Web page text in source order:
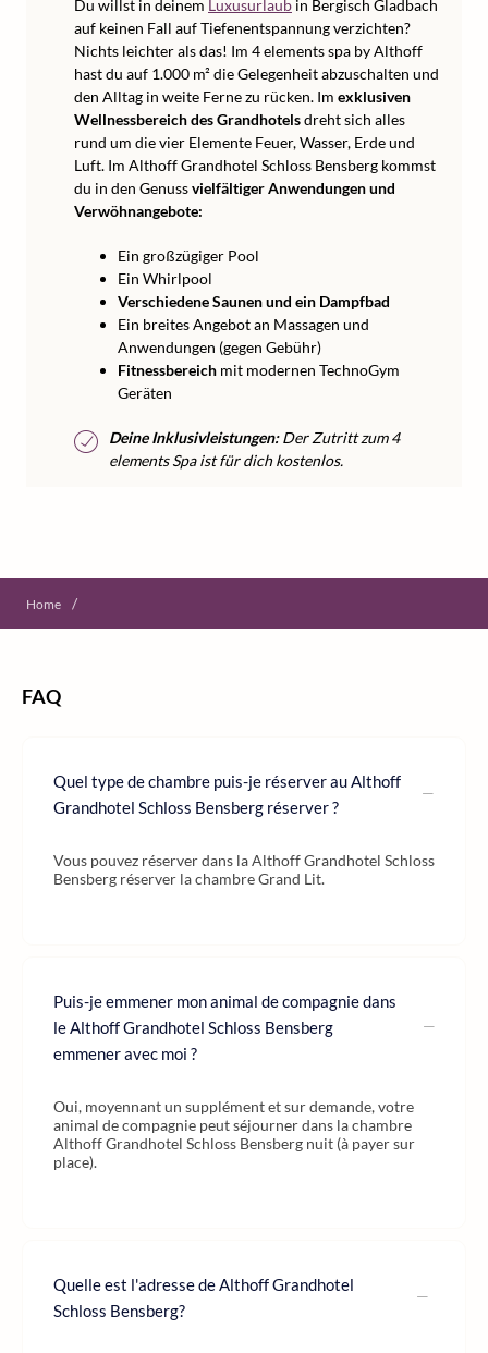
Du willst in deinem Luxusurlaub in Bergisch Gladbach
auf keinen Fall auf Tiefenentspannung verzichten?
Nichts leichter als das! Im 4 elements spa by Althoff
hast du auf 1.000 m² die Gelegenheit abzuschalten und
den Alltag in weite Ferne zu rücken. Im exklusiven
Wellnessbereich des Grandhotelsdreht sich alles
rund um die vier Elemente Feuer, Wasser, Erde und
Luft. Im Althoff Grandhotel Schloss Bensberg kommst
du in den Genussvielfältiger Anwendungen und
Verwöhnangebote:
Ein großzügiger Pool
Ein Whirlpool
Verschiedene Saunen und ein Dampfbad
Ein breites Angebot an Massagen und
Anwendungen (gegen Gebühr)
Fitnessbereich mit modernen TechnoGym
Geräten
Deine Inklusivleistungen:Der Zutritt zum 4
elements Spa ist für dich kostenlos.
Home /
FAQ
Quel type de chambre puis-je réserver au Althoff
Grandhotel Schloss Bensberg réserver ?
Vous pouvez réserver dans la Althoff Grandhotel Schloss
Bensberg réserver la chambre Grand Lit.
Puis-je emmener mon animal de compagnie dans
le Althoff Grandhotel Schloss Bensberg
emmener avec moi ?
Oui, moyennant un supplément et sur demande, votre
animal de compagnie peut séjourner dans la chambre
Althoff Grandhotel Schloss Bensberg nuit (à payer sur
place).
Quelle est l'adresse de Althoff Grandhotel
Schloss Bensberg?